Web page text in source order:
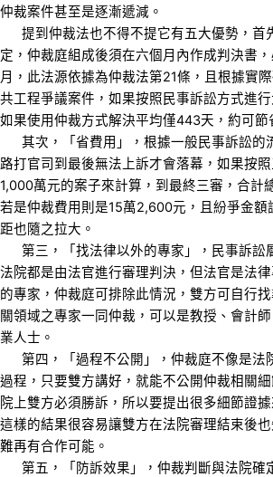
仲裁案件甚至是逐漸遞減。
提到仲裁法也不得不提它有五大優勢，首
定，仲裁庭組成後須在六個月內作成判決書
月，此法源依據為仲裁法第21條，且根據實
共工程爭議案件，如果按照民事訴訟方式進行
如果使用仲裁方式解決平均僅443天，約可節
其次，「省費用」，根據一般民事訴訟的
路打官司到最後無法上訴才會落幕，如果按
1,000萬元的案子來計算，到最終三審，合計
若是仲裁費用則是15萬2,600元，且紛爭金額
距也隨之拉大。
第三，「找法律以外的專家」，民事訴訟
法院都是由法官進行審理判決，但法官是法
的專家，仲裁庭可排除此情況，雙方可自行
關領域之專家一同仲裁，可以是教授、會計
業人士。
第四，「過程不公開」，仲裁庭不像是法
過程，只要雙方講好，就能不公開仲裁相關
院上雙方必須勝訴，所以要提出很多細節證
這樣的結果很容易讓雙方在法院審理結束後
難再有合作可能。
第五，「防訴效果」，仲裁判斷與法院確